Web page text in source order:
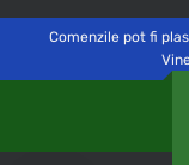
Delivery toSăvinești, NT
Comenzile pot fi